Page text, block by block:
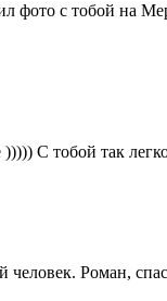
фото с тобой на
С тобой так
человек. Роман,